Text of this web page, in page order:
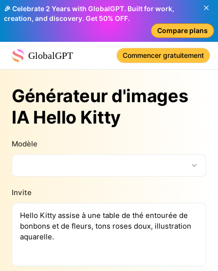
🎉 Celebrate 2 Years with GlobalGPT. Built for work,
creation, and discovery. Get 50% OFF.
Compare plans
GlobalGPT Commencer gratuitement
Générateur d'images
IA Hello Kitty
Modèle
Invite